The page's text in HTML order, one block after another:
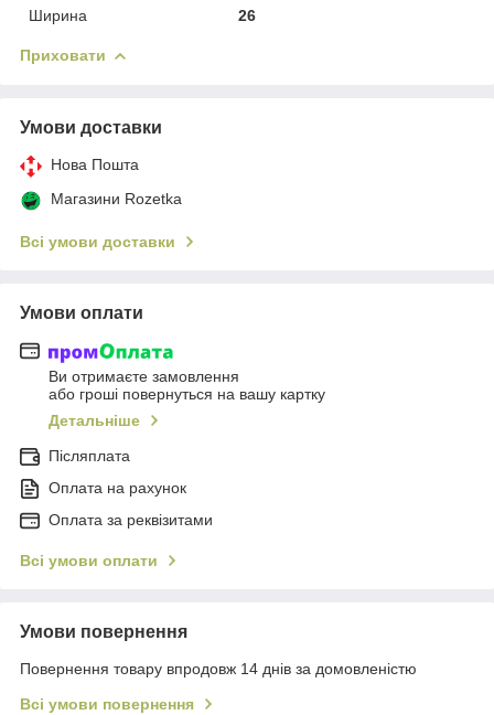
Ширина
26
Приховати
Умови доставки
Нова Пошта
Магазини Rozetka
Всі умови доставки
Умови оплати
Ви отримаєте замовлення
або гроші повернуться на вашу картку
Детальніше
Післяплата
Оплата на рахунок
Оплата за реквізитами
Всі умови оплати
Умови повернення
Повернення товару впродовж 14 днів за домовленістю
Всі умови повернення